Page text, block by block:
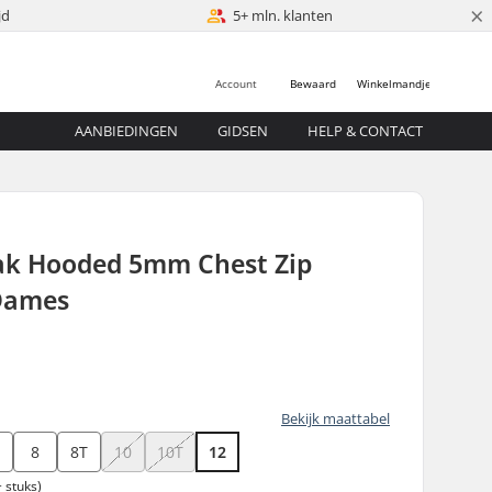
5+ mln. klanten ×
Winkelmandje
Bewaard
Account
AANBIEDINGEN GIDSEN HELP & CONTACT
Hooded 5mm Chest Zip
Bekijk maattabel
8 8T 10 10T 12
stuks)